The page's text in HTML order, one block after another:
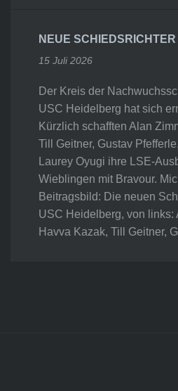
NEUE
15 Juli 2026
Der Kreis der
USC Heidelberg hat sich
Kürzlich schafften Alan
Till Geitner, Gustav
Laurey Oyugi ihre LSE-
Wieblingen mit Bravour.
Beitragsbild: Die neuen
USC Heidelberg, von links:
Havva Kazak, Till Geitner,